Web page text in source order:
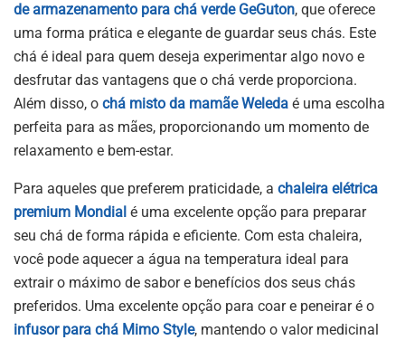
de armazenamento para chá verde GeGuton, que oferece
uma forma prática e elegante de guardar seus chás. Este
chá é ideal para quem deseja experimentar algo novo e
desfrutar das vantagens que o chá verde proporciona.
Além disso, o chá misto da mamãe Weleda é uma escolha
perfeita para as mães, proporcionando um momento de
relaxamento e bem-estar.
Para aqueles que preferem praticidade, a chaleira elétrica
premium Mondial é uma excelente opção para preparar
seu chá de forma rápida e eficiente. Com esta chaleira,
você pode aquecer a água na temperatura ideal para
extrair o máximo de sabor e benefícios dos seus chás
preferidos. Uma excelente opção para coar e peneirar é o
infusor para chá Mimo Style, mantendo o valor medicinal